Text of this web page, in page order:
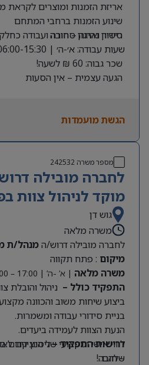
אריזת הזמנות ומוצרים לקראת
שינוע הזמנות ברחבי המתחם
סידור וארגון סחורה ועבודה
רישיון נהיגה – חובה
שעות עבודה: א׳-ה׳ | 06:00-15:30
שכר גבוה: 60 ₪ לשעה!
הגעה עצמית – אין הסעות
הגשת מועמדות
מספר משרה 242532
לחברה מובילה
מוקד לניהול צוות
גוש דן
משרה מלאה
לחברה מובילה דרוש/המנהל/ת
מיקום : פתח תקווה
משרה מלאה | א’ -ה’ | 17:00 – 8:00
התפקיד כולל – ניהול והובלת
ביצוע שיחות משוב והכוונה
בניית סידורי עבודה ומשמרות.
הנעת הצוות לעמידה ביעדים.
ליווי אישי ומקצועי של
שלהם.
דרישות התפקיד –ניסיון קודם
– חובה!